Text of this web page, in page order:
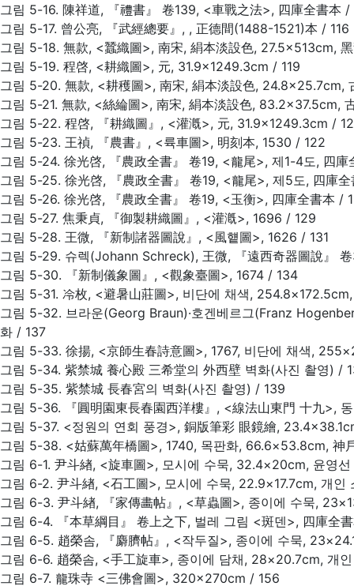
그림 5-16. 陳祥道, 『禮書』 卷139, <車戰之法>, 四庫全書本 /
그림 5-17. 曾公亮, 『武經總要』, , 正德間(1488-1521)本 / 116
그림 5-18. 無款, <蠶織圖>, 南宋, 絹本淡設色, 27.5×513cm,
그림 5-19. 程啓, <耕織圖>, 元, 31.9×1249.3cm / 119
그림 5-20. 無款, <耕穫圖>, 南宋, 絹本淡設色, 24.8×25.7cm,
그림 5-21. 無款, <絲綸圖>, 南宋, 絹本淡設色, 83.2×37.5cm,
그림 5-22. 程啓, 『耕織圖』, <灌漑>, 元, 31.9×1249.3cm /
그림 5-23. 王禎, 『農書』, <륙車圖>, 明刻本, 1530 / 122
그림 5-24. 徐光啓, 『農政全書』 卷19, <龍尾>, 제1-4도, 四庫
그림 5-25. 徐光啓, 『農政全書』 卷19, <龍尾>, 제5도, 四庫
그림 5-26. 徐光啓, 『農政全書』 卷19, <玉衡>, 四庫全書本 /
그림 5-27. 焦秉貞, 『御製耕織圖』, <灌漑>, 1696 / 129
그림 5-28. 王微, 『新制諸器圖說』, <風헅圖>, 1626 / 131
그림 5-29. 슈렉(Johann Schreck), 王微, 『遠西奇器圖說』
그림 5-30. 『新制儀象圖』, <觀象臺圖>, 1674 / 134
그림 5-31. 冷枚, <避暑山莊圖>, 비단에 채색,
그림 5-32. 브라운(Georg Braun)·호겐베르그(Franz
화 / 137
그림 5-33. 徐揚, <京師生春詩意圖>, 1767, 비단에 채색,
그림 5-34. 紫禁城 養心殿 三希堂의 外西壁 벽화(사진 촬영) /
그림 5-35. 紫禁城 長春宮의 벽화(사진 촬영) / 139
그림 5-36. 『圓明園東長春園西洋樓』, <線法山東門 十九>,
그림 5-37. <정원의 연회 풍경>, 銅版筆彩 眼鏡繪,
그림 5-38. <姑蘇萬年橋圖>, 1740, 목판화, 66.6×53.8cm, 神
그림 6-1. 尹斗緖, <旋車圖>, 모시에 수묵, 32.4×20cm, 윤영
그림 6-2. 尹斗緖, <石工圖>, 모시에 수묵, 22.9×17.7cm, 개인
그림 6-3. 尹斗緖, 『家傳畵帖』, <草蟲圖>, 종이에 수묵,
그림 6-4. 『本草綱目』 卷上之下, 벌레 그림 <斑덴>, 四庫全
그림 6-5. 趙榮솜, 『麝臍帖』, <작두질>, 종이에 수묵,
그림 6-6. 趙榮솜, <手工旋車>, 종이에 담채, 28×20.7cm, 개
그림 6-7. 龍珠寺 <三佛會圖>, 320×270cm / 156